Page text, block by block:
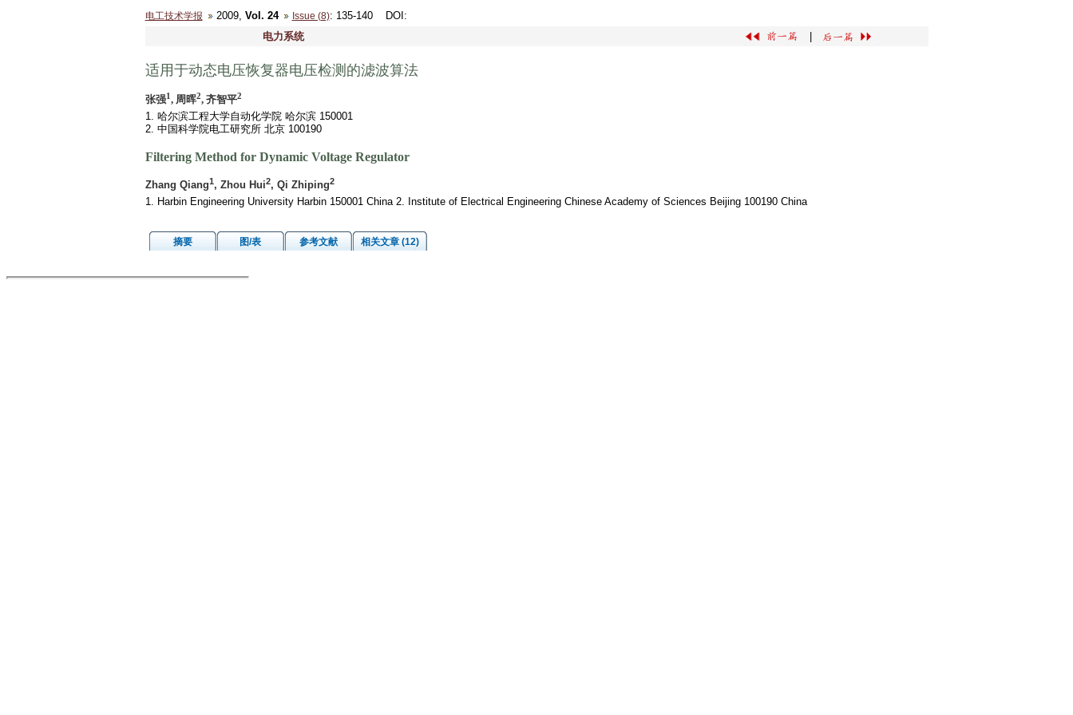
电工技术学报 2009, Vol. 24 Issue (8): 135-140 DOI :
电力系统
适用于动态电压恢复器电压检测的滤波算法
张强1, 周晖2, 齐智平2
1. 哈尔滨工程大学自动化学院 哈尔滨 150001
2. 中国科学院电工研究所 北京 100190
Filtering Method for Dynamic Voltage Regulator
Zhang Qiang1, Zhou Hui2, Qi Zhiping2
1. Harbin Engineering University Harbin 150001 China 2. Institute of Electrical Engineering Chinese Academy of Sciences Beijing 100190 China
摘要 图/表 参考文献 相关文章 (12)